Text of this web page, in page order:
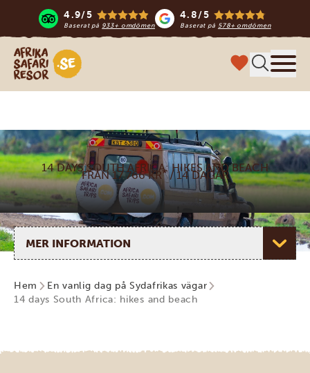
4.9/5
Baserat på 933+ omdömen
4.8/5
Baserat på 578+ omdömen
Safari-resor i Afrika
14 DAYS SOUTH AFRICA: HIKES AND BEACH
FRÅN 17 766 KR*/ 14 DAGAR
Välj sida
Hem
En vanlig dag på Sydafrikas vägar
14 days South Africa: hikes and beach